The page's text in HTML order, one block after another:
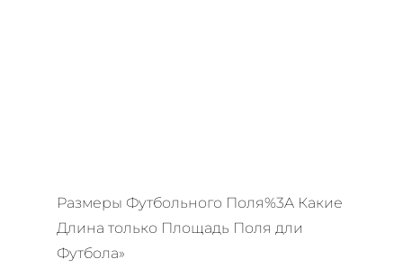
Размеры Футбольного Поля%3A Какие
Длина только Площадь Поля дли
Футбола»